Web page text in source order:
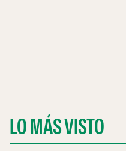
LO MÁS VISTO